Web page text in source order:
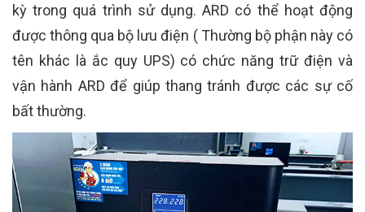
kỳ trong quá trình sử dụng. ARD có thể hoạt động
được thông qua bộ lưu điện ( Thường bộ phận này có
tên khác là ắc quy UPS) có chức năng trữ điện và
vận hành ARD để giúp thang tránh được các sự cố
bất thường.